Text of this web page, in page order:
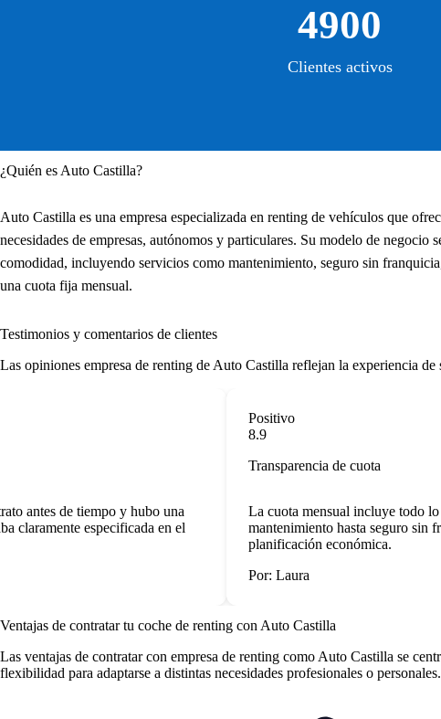
4900
Clientes activos
¿Quién es Auto Castilla?
Auto Castilla es una empresa especializada en renting de vehículos que
necesidades de empresas, autónomos y particulares. Su modelo de negocio
comodidad, incluyendo servicios como mantenimiento, seguro sin
una cuota fija mensual.
Testimonios y comentarios de clientes
Las opiniones empresa de renting de Auto Castilla reflejan la experiencia
antes de tiempo y hubo una
especificada en el
Positivo
8.9
Transparencia de cuota
La cuota mensual incluye todo lo
mantenimiento hasta seguro sin
planificación económica.
Por: Laura
Ventajas de contratar tu coche de renting con Auto Castilla
Las ventajas de contratar con empresa de renting como Auto Castilla se
flexibilidad para adaptarse a distintas necesidades profesionales o personales.